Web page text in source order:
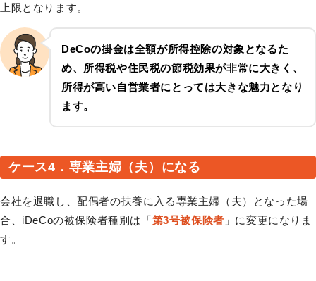
上限となります。
DeCoの掛金は全額が所得控除の対象となるた
め、 所得税や住民税の節税効果が非常に大きく、
所得が高い自営業者にとっては大きな魅力となり
ます。
ケース4．専業主婦（夫）になる
会社を退職し、配偶者の扶養に入る専業主婦（夫）となった場
合、iDeCoの被保険者種別は「第3号被保険者 」に変更になりま
す。